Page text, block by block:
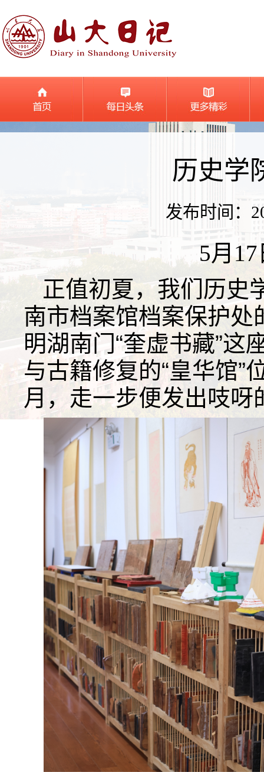
历史学
发布时间：
5月
正值初夏，我们历史
南市档案馆档案保护
明湖南门“奎虚书藏”这
与古籍修复的“皇华馆”
月，走一步便发出吱呀